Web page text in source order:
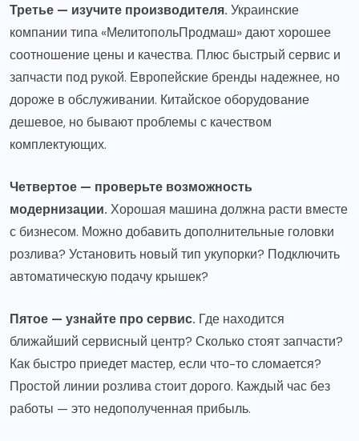
Третье — изучите производителя. Украинские
компании типа «МелитопольПродмаш» дают хорошее
соотношение цены и качества. Плюс быстрый сервис и
запчасти под рукой. Европейские бренды надежнее, но
дороже в обслуживании. Китайское оборудование
дешевое, но бывают проблемы с качеством
комплектующих.
Четвертое — проверьте возможность
модернизации. Хорошая машина должна расти вместе
с бизнесом. Можно добавить дополнительные головки
розлива? Установить новый тип укупорки? Подключить
автоматическую подачу крышек?
Пятое — узнайте про сервис. Где находится
ближайший сервисный центр? Сколько стоят запчасти?
Как быстро приедет мастер, если что-то сломается?
Простой линии розлива стоит дорого. Каждый час без
работы — это недополученная прибыль.